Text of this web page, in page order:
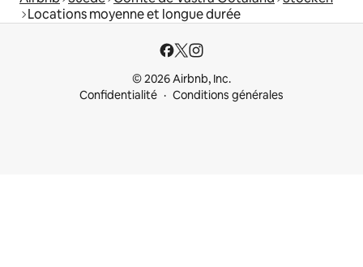
Locations moyenne et longue durée
© 2026 Airbnb, Inc.
Confidentialité
Conditions générales